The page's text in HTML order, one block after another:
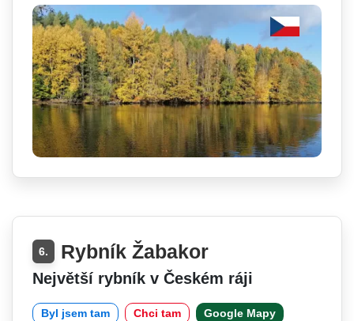
6. Rybník Žabakor
Největší rybník v Českém ráji
Byl jsem tam Chci tam Google Mapy